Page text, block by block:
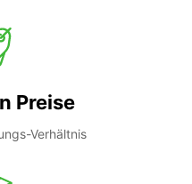
Preise
Verhältnis